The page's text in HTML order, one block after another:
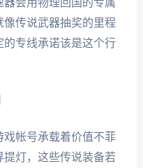
会用物理回国的专属
传说武器抽奖的里程
专线承诺该是这个行
帐号承载着价值不菲
灯，这些传说装备若